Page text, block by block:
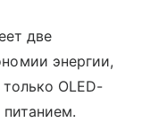
две
энергии,
OLED-